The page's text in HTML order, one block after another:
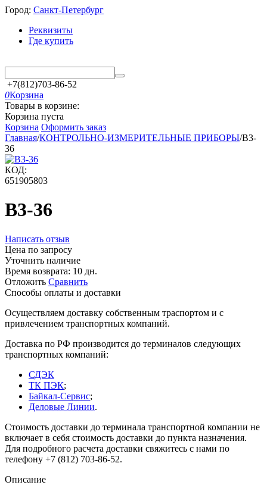
Город: Санкт-Петербург
Реквизиты
Где купить
+7(812)703-86-52
0Корзина
Товары в корзине:
Корзина пуста
Корзина Оформить заказ
Главная/КОНТРОЛЬНО-ИЗМЕРИТЕЛЬНЫЕ ПРИБОРЫ/В3-
36
КОД:
651905803
В3-36
Написать отзыв
Цена по запросу
Уточнить наличие
Время возврата: 10 дн.
Отложить Сравнить
Способы оплаты и доставки
Осуществляем доставку собственным траспортом и с
привлечением транспортных компаний.
Доставка по РФ производится до терминалов следующих
транспортных компаний:
СДЭК
ТК ПЭК;
Байкал-Сервис;
Деловые Линии.
Стоимость доставки до терминала транспортной компании не
включает в себя стоимость доставки до пункта назначения.
Для подробного расчета доставки свяжитесь с нами по
телефону +7 (812) 703-86-52.
Описание